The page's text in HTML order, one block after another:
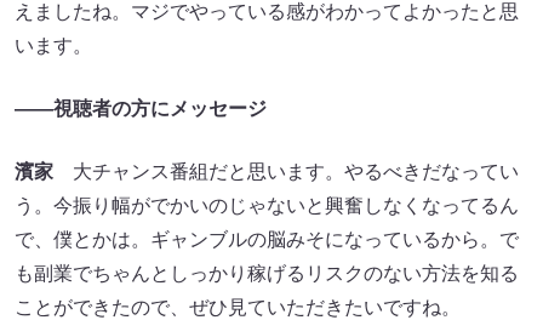
えましたね。マジでやっている感がわかってよかったと思
います。
――視聴者の方にメッセージ
濱家 大チャンス番組だと思います。やるべきだなってい
う。今振り幅がでかいのじゃないと興奮しなくなってるん
で、僕とかは。ギャンブルの脳みそになっているから。で
も副業でちゃんとしっかり稼げるリスクのない方法を知る
ことができたので、ぜひ見ていただきたいですね。